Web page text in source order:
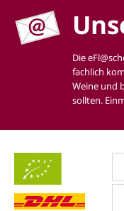
Die
fachlich
Weine und
sollten.